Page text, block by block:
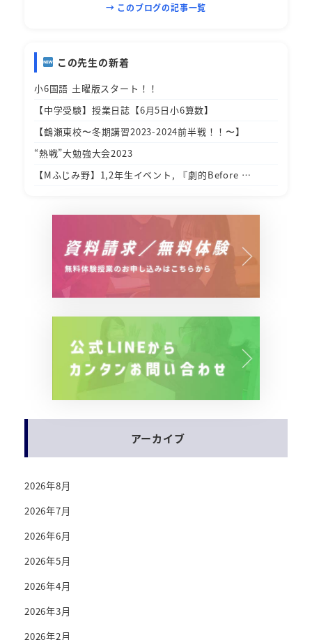
→ このブログの記事一覧
この先生の新着
小6国語 土曜版スタート！！
【中学受験】授業日誌【6月5日小6算数】
【鶴瀬東校〜冬期講習2023-2024前半戦！！〜】
“熱戦”大勉強大会2023
【Mふじみ野】1,2年生イベント, 『劇的Before …
アーカイブ
2026年8月
2026年7月
2026年6月
2026年5月
2026年4月
2026年3月
2026年2月